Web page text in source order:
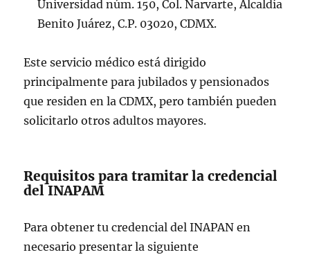
Universidad núm. 150, Col. Narvarte, Alcaldía
Benito Juárez, C.P. 03020, CDMX.
Este servicio médico está dirigido
principalmente para jubilados y pensionados
que residen en la CDMX, pero también pueden
solicitarlo otros adultos mayores.
Requisitos para tramitar la credencial
del INAPAM
Para obtener tu credencial del INAPAN en
necesario presentar la siguiente